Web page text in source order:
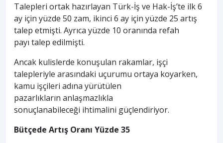
Talepleri ortak hazırlayan Türk-İş ve Hak-İş’te ilk 6
ay için yüzde 50 zam, ikinci 6 ay için yüzde 25 artış
talep etmişti. Ayrıca yüzde 10 oranında refah
payı talep edilmişti.
Ancak kulislerde konuşulan rakamlar, işçi
talepleriyle arasındaki uçurumu ortaya koyarken,
kamu işçileri adına yürütülen
pazarlıkların anlaşmazlıkla
sonuçlanabileceği ihtimalini güçlendiriyor.
Bütçede Artış Oranı Yüzde 35